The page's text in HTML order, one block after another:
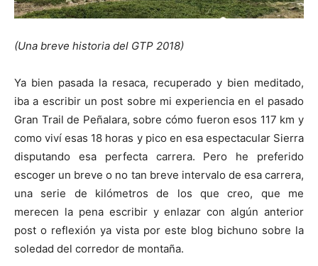
(Una breve historia del GTP 2018)
Ya bien pasada la resaca, recuperado y bien meditado,
iba a escribir un post sobre mi experiencia en el pasado
Gran Trail de Peñalara, sobre cómo fueron esos 117 km y
como viví esas 18 horas y pico en esa espectacular Sierra
disputando esa perfecta carrera. Pero he preferido
escoger un breve o no tan breve intervalo de esa carrera,
una serie de kilómetros de los que creo, que me
merecen la pena escribir y enlazar con algún anterior
post o reflexión ya vista por este blog bichuno sobre la
soledad del corredor de montaña.